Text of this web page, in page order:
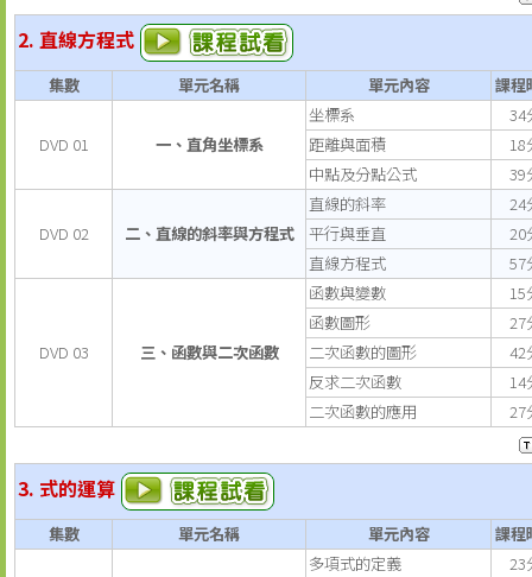
2. 直線方程式
集數 單元名稱 單元內容 課程
DVD 01 一、直角坐標系
坐標系
34
距離與面積
18
中點及分點公式
39
DVD 02 二、直線的斜率與方程式
直線的斜率
24
平行與垂直
20
直線方程式
57
DVD 03 三、函數與二次函數
函數與變數
15
函數圖形
27
二次函數的圖形
42
反求二次函數
14
二次函數的應用
27
3. 式的運算
集數 單元名稱 單元內容 課程
多項式的定義
23